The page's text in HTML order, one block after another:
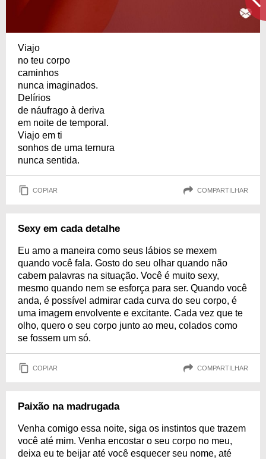
Viajo
no teu corpo
caminhos
nunca imaginados.
Delírios
de náufrago à deriva
em noite de temporal.
Viajo em ti
sonhos de uma ternura
nunca sentida.
COPIAR COMPARTILHAR
Sexy em cada detalhe
Eu amo a maneira como seus lábios se mexem
quando você fala. Gosto do seu olhar quando não
cabem palavras na situação. Você é muito sexy,
mesmo quando nem se esforça para ser. Quando você
anda, é possível admirar cada curva do seu corpo, é
uma imagem envolvente e excitante. Cada vez que te
olho, quero o seu corpo junto ao meu, colados como
se fossem um só.
COPIAR COMPARTILHAR
Paixão na madrugada
Venha comigo essa noite, siga os instintos que trazem
você até mim. Venha encostar o seu corpo no meu,
deixa eu te beijar até você esquecer seu nome, até